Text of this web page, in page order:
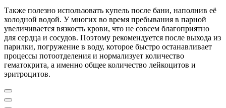
Также полезно использовать купель после бани, наполнив её
холодной водой. У многих во время пребывания в парной
увеличивается вязкость крови, что не совсем благоприятно
для сердца и сосудов. Поэтому рекомендуется после выхода из
парилки, погружение в воду, которое быстро останавливает
процессы потоотделения и нормализует количество
гематокрита, а именно общее количество лейкоцитов и
эритроцитов.